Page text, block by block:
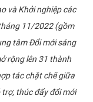
và Khởi nghiệp các
11/2022 (gồm
tâm Đổi mới sáng
rộng lên 31 thành
tác chặt chẽ giữa
thúc đẩy đổi mới